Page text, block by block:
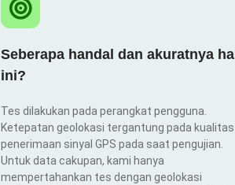
Seberapa handal dan akuratnya hal
ini?
Tes dilakukan pada perangkat pengguna.
Ketepatan geolokasi tergantung pada kualitas
penerimaan sinyal GPS pada saat pengujian.
Untuk data cakupan, kami hanya
mempertahankan tes dengan geolokasi